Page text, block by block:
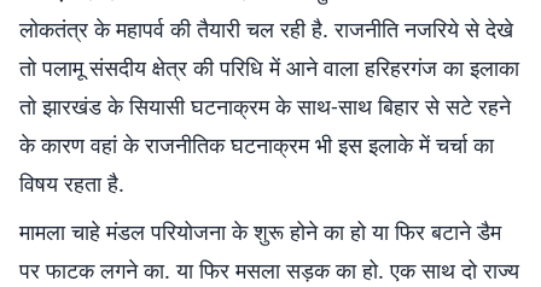
लोकतंत्र के महापर्व की तैयारी चल रही है. राजनीति नजरिये से देखे
तो पलामू संसदीय क्षेत्र की परिधि में आने वाला हरिहरगंज का इलाका
तो झारखंड के सियासी घटनाक्रम के साथ-साथ बिहार से सटे रहने
के कारण वहां के राजनीतिक घटनाक्रम भी इस इलाके में चर्चा का
विषय रहता है.
मामला चाहे मंडल परियोजना के शुरू होने का हो या फिर बटाने डैम
पर फाटक लगने का. या फिर मसला सड़क का हो. एक साथ दो राज्य